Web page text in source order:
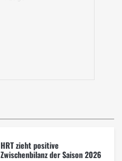
HRT zieht positive
Zwischenbilanz der Saison 2026